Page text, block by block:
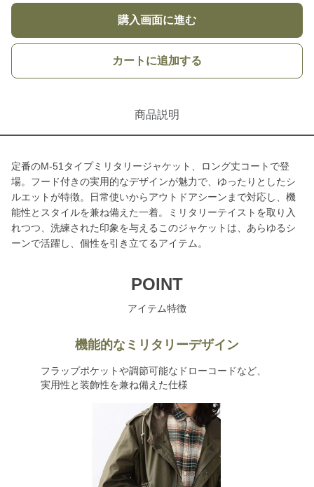
購入画面に進む
カートに追加する
商品説明
定番のM-51タイプミリタリージャケット、ロング丈コートで登
場。フード付きの実用的なデザインが魅力で、ゆったりとしたシ
ルエットが特徴。日常使いからアウトドアシーンまで対応し、機
能性とスタイルを兼ね備えた一着。ミリタリーテイストを取り入
れつつ、洗練された印象を与えるこのジャケットは、あらゆるシ
ーンで活躍し、個性を引き立てるアイテム。
POINT
アイテム特徴
機能的なミリタリーデザイン
フラップポケットや調節可能なドローコードなど、
実用性と装飾性を兼ね備えた仕様